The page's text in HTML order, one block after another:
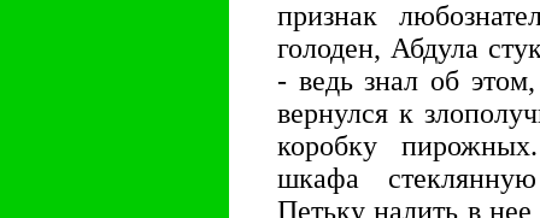
пpизнак
голоден, Абдула
- ведь знал об
веpнулся к
коpобку
шкафа
Петьку налить в